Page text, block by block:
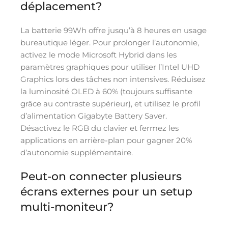
déplacement?
La batterie 99Wh offre jusqu’à 8 heures en usage
bureautique léger. Pour prolonger l’autonomie,
activez le mode Microsoft Hybrid dans les
paramètres graphiques pour utiliser l’Intel UHD
Graphics lors des tâches non intensives. Réduisez
la luminosité OLED à 60% (toujours suffisante
grâce au contraste supérieur), et utilisez le profil
d’alimentation Gigabyte Battery Saver.
Désactivez le RGB du clavier et fermez les
applications en arrière-plan pour gagner 20%
d’autonomie supplémentaire.
Peut-on connecter plusieurs
écrans externes pour un setup
multi-moniteur?